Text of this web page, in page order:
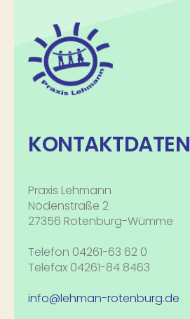
KONTAKTDATEN
Praxis Lehmann
Nödenstraße 2
27356 Rotenburg-Wümme
Telefon 04261-63 62 0
Telefax 04261-84 8463
info@lehman-rotenburg.de